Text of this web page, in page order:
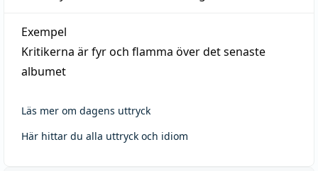
Exempel
Kritikerna är fyr och flamma över det senaste
albumet
Läs mer om dagens uttryck
Här hittar du alla uttryck och idiom